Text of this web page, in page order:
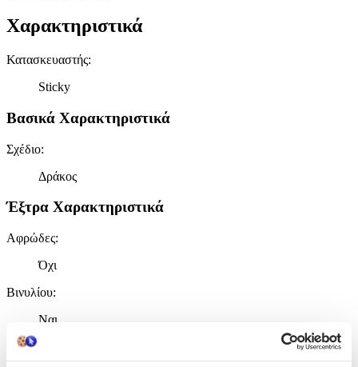
Χαρακτηριστικά
Κατασκευαστής:
Sticky
Βασικά Χαρακτηριστικά
Σχέδιο:
Δράκος
Έξτρα Χαρακτηριστικά
Αφρώδες:
Όχι
Βινυλίου:
Ναι
Μπορντούρα